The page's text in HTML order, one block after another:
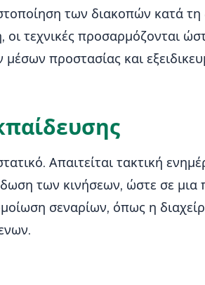
των διακοπών κατά
οι τεχνικές προσαρμόζονται
προστασίας και
Απαιτείται τακτική
των κινήσεων, ώστε σε
σεναρίων, όπως η